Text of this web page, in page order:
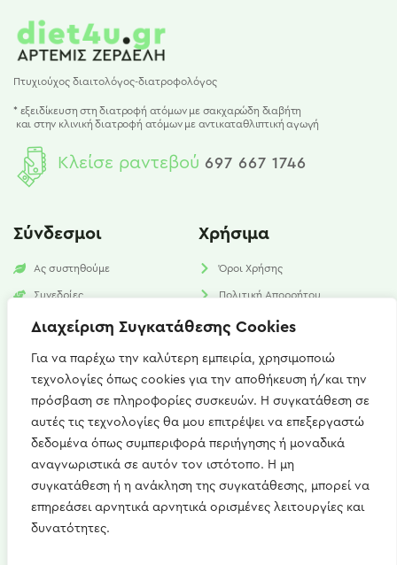
Διαχείριση Συγκατάθεσης Cookies
Για να παρέχω την καλύτερη εμπειρία, χρησιμοποιώ
τεχνολογίες όπως cookies για την αποθήκευση ή/και την
πρόσβαση σε πληροφορίες συσκευών. Η συγκατάθεση σε
αυτές τις τεχνολογίες θα μου επιτρέψει να επεξεργαστώ
δεδομένα όπως συμπεριφορά περιήγησης ή μοναδικά
αναγνωριστικά σε αυτόν τον ιστότοπο. Η μη
συγκατάθεση ή η ανάκληση της συγκατάθεσης, μπορεί να
επηρεάσει αρνητικά αρνητικά ορισμένες λειτουργίες και
δυνατότητες.
Πτυχιούχος διαιτολόγος-διατροφολόγος
* εξειδίκευση στη διατροφή ατόμων με σακχαρώδη διαβήτη
και στην κλινική διατροφή ατόμων με αντικαταθλιπτική αγωγή
Κλείσε ραντεβού 697 667 1746
Σύνδεσμοι
Ας συστηθούμε
Συνεδρίες
Υπηρεσίες
Χρήσιμα
Όροι Χρήσης
Πολιτική Απορρήτου
Πολιτική Cookies​
Επικοινωνία
+(30) 697 667 1746
artemis.zerdeli@gmail.com
Δευ - Παρ : 09:00 - 21:00